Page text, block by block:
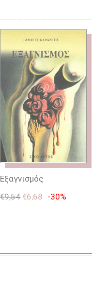
Εξαγνισμός
€9,54 €6,68 -30%